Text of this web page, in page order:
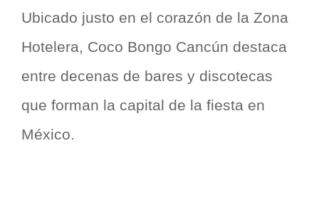
Ubicado justo en el corazón de la Zona
Hotelera, Coco Bongo Cancún destaca
entre decenas de bares y discotecas
que forman la capital de la fiesta en
México.